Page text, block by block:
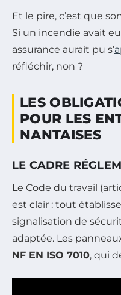
Et le pire, c’est que
Si un incendie avait
assurance aurait pu s’
réfléchir, non ?
LES
POUR LES
NANTAISES
LE CADRE
Le Code du travail
est clair : tout
signalisation de
adaptée. Les
NF EN ISO 7010, qui